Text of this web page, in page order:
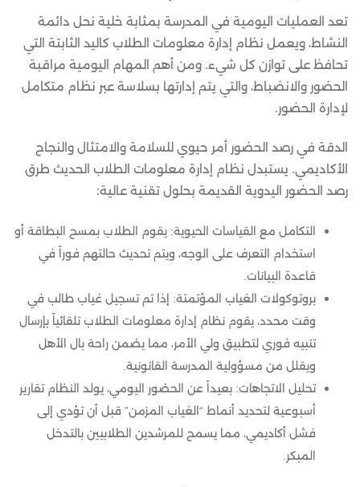
تعد العمليات اليومية في المدرسة بمثابة خلية نحل دائمة
النشاط، ويعمل نظام إدارة معلومات الطلاب كاليد الثابتة التي
تحافظ على توازن كل شيء. ومن أهم المهام اليومية مراقبة
الحضور والانضباط، والتي يتم إدارتها بسلاسة عبر نظام متكامل
لإدارة الحضور.
الدقة في رصد الحضور أمر حيوي للسلامة والامتثال والنجاح
الأكاديمي. يستبدل نظام إدارة معلومات الطلاب الحديث طرق
رصد الحضور اليدوية القديمة بحلول تقنية عالية:
التكامل مع القياسات الحيوية: يقوم الطلاب بمسح البطاقة أو
استخدام التعرف على الوجه، ويتم تحديث حالتهم فوراً في
قاعدة البيانات.
بروتوكولات الغياب المؤتمتة: إذا تم تسجيل غياب طالب في
وقت محدد، يقوم نظام إدارة معلومات الطلاب تلقائياً بإرسال
تنبيه فوري لتطبيق ولي الأمر، مما يضمن راحة بال الأهل
ويقلل من مسؤولية المدرسة القانونية.
تحليل الاتجاهات: بعيداً عن الحضور اليومي، يولد النظام تقارير
أسبوعية لتحديد أنماط “الغياب المزمن” قبل أن تؤدي إلى
فشل أكاديمي، مما يسمح للمرشدين الطلابيين بالتدخل
المبكر.